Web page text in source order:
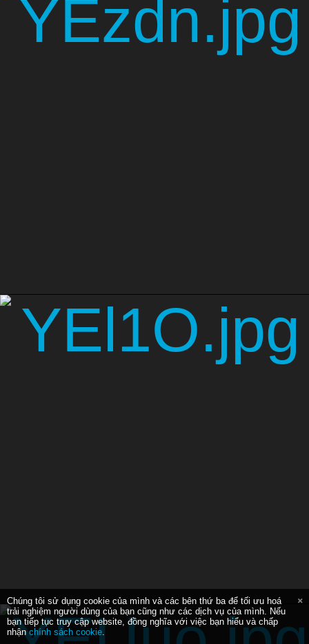
Chúng tôi sử dụng cookie của mình và các bên thứ ba để tối ưu hoá
trải nghiệm người dùng của bạn cũng như các dịch vụ của mình. Nếu
bạn tiếp tục truy cập website, đồng nghĩa với việc bạn hiểu và chấp
nhậnchính sách cookie.